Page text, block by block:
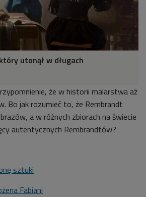
utonął w długach
że w historii malarstwa aż
Bo jak rozumieć to, że Rembrandt
a w różnych zbiorach na świecie
autentycznych Rembrandtów?
sztuki
Fabiani